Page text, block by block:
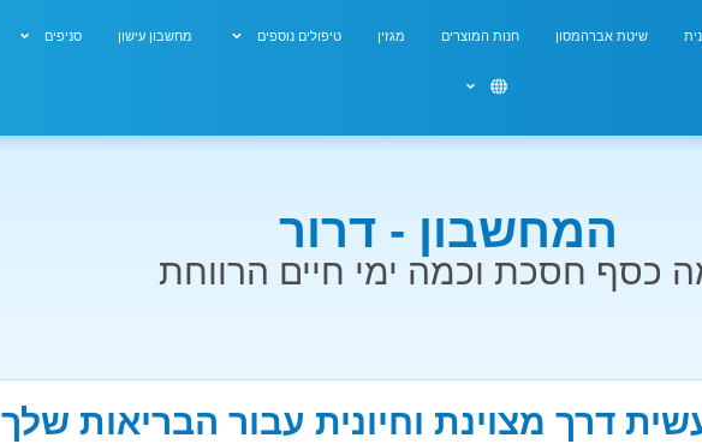
שיטת אברהמסון חנות המוצרים מגזין טיפולים נוספים מחשבון עישון סניפים
המחשבון - דרור
כסף חסכת וכמה ימי חיים הרווחת
דרך מצוינת וחיונית עבור הבריאות שלך